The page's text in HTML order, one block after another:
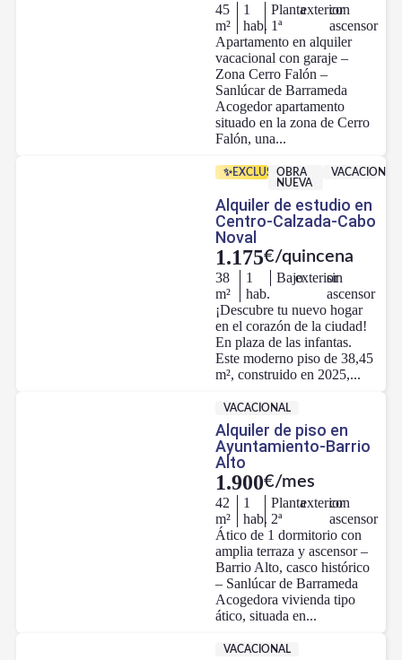
45
m²
1
hab.
Planta
1ª
exterior
con
ascensor
Apartamento en alquiler
vacacional con garaje –
Zona Cerro Falón –
Sanlúcar de Barrameda
Acogedor apartamento
situado en la zona de Cerro
Falón, una...
✨EXCLUSIVAOBRA
NUEVA
VACACIONAL
Alquiler de estudio en
Centro-Calzada-Cabo
Noval
1.175€/quincena
38
m²
1
hab.
Bajoexterior
sin
ascensor
¡Descubre tu nuevo hogar
en el corazón de la ciudad!
En plaza de las infantas.
Este moderno piso de 38,45
m², construido en 2025,...
VACACIONAL
Alquiler de piso en
Ayuntamiento-Barrio
Alto
1.900€/mes
42
m²
1
hab.
Planta
2ª
exterior
con
ascensor
Ático de 1 dormitorio con
amplia terraza y ascensor –
Barrio Alto, casco histórico
– Sanlúcar de Barrameda
Acogedora vivienda tipo
ático, situada en...
VACACIONAL